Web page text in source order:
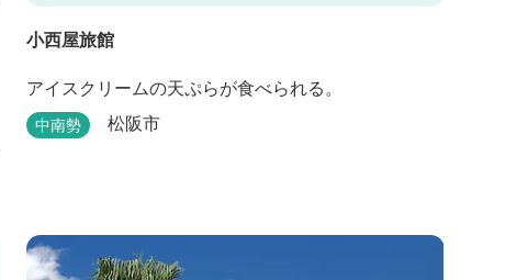
小西屋旅館
アイスクリームの天ぷらが食べられる。
中南勢 松阪市